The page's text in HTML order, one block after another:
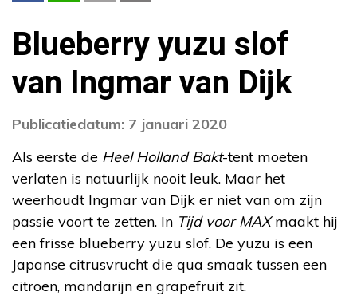
Blueberry yuzu slof
van Ingmar van Dijk
Publicatiedatum: 7 januari 2020
Als eerste de Heel Holland Bakt-tent moeten
verlaten is natuurlijk nooit leuk. Maar het
weerhoudt Ingmar van Dijk er niet van om zijn
passie voort te zetten. In Tijd voor MAXmaakt hij
een frisse blueberry yuzu slof. De yuzu is een
Japanse citrusvrucht die qua smaak tussen een
citroen, mandarijn en grapefruit zit.